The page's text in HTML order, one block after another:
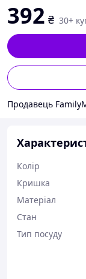
392 ₴ 30+
Продавець
Колір
Кришка
Матеріал
Стан
Тип посуду